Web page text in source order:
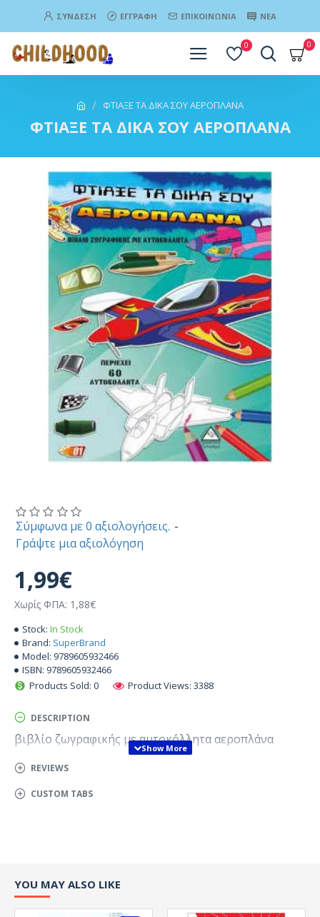
ΣΎΝΔΕΣΗ ΕΓΓΡΑΦΉ ΕΠΙΚΟΙΝΩΝΊΑ ΝΈΑ
0 0
ΦΤΙΑΞΕ ΤΑ ΔΙΚΑ ΣΟΥ ΑΕΡΟΠΛΑΝΑ
ΦΤΙΑΞΕ ΤΑ ΔΙΚΑ ΣΟΥ ΑΕΡΟΠΛΑΝΑ
Stock: In Stock
Brand: SuperBrand
Model: 9789605932466
ISBN: 9789605932466
Products Sold: 0
Product Views: 3388
Σύμφωνα με 0 αξιολογήσεις. -
Γράψτε μια αξιολόγηση
1,99€
Χωρίς ΦΠΑ: 1,88€
DESCRIPTION
βιβλίο ζωγραφικής με αυτοκόλλητα αεροπλάνα
REVIEWS
CUSTOM TABS
YOU MAY ALSO LIKE